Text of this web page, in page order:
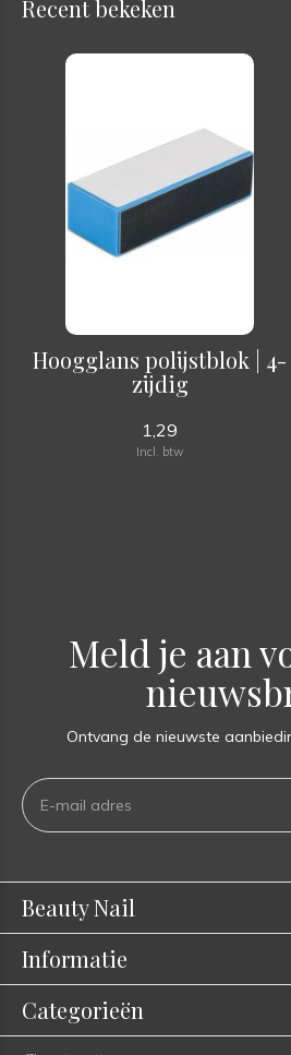
Recent bekeken
Hoogglans polijstblok | 4-
zijdig
1,29
Incl. btw
Meld je aan
Ontvang de nieuwste
Beauty Nail
Informatie
Categorieën